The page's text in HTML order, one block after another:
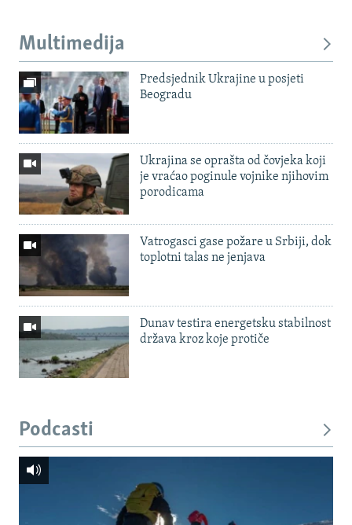
Multimedija
Predsjednik Ukrajine u posjeti
Beogradu
Ukrajina se oprašta od čovjeka koji
je vraćao poginule vojnike njihovim
porodicama
Vatrogasci gase požare u Srbiji, dok
toplotni talas ne jenjava
Dunav testira energetsku stabilnost
država kroz koje protiče
Podcasti